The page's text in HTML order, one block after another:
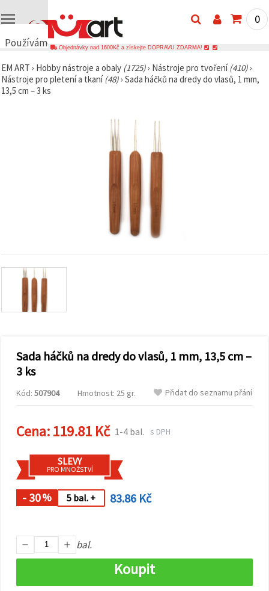
Používáme
🍪
Používáme
cookies a
zobrazovali
obsah a
reklamu, a
pomocí
našich
marketing.
Můžete
souhlasit s
všech
cookies
"Přijmout
uvést své
preference v
Nastavení
výběrem
daného
na tlačítko
0
Objednávky nad 1600Kč a získejte DOPRAVU ZDARMA!
EM ART › Hobby nástroje a obaly (1725)› Nástroje pro tvoření (410)›
Nástroje pro pletení a tkaní (48)› Sada háčků na dredy do vlasů, 1 mm,
13,5 cm – 3 ks
Sada háčků na dredy do vlasů, 1 mm, 13,5 cm –
3 ks
Kód: 507904 Hmotnost: 25 gr. Přidat do seznamu přání
Cena:119.81 Kč 1-4 bal. s DPH
SLEVY
PRO MNOŽSTVÍ
- 30% 5 bal. + 83.86 Kč
bal.
Koupit